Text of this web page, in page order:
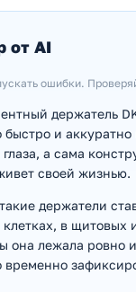
от AI
ошибки.
держатель
быстро и
глаза, а сама
своей жизнью.
держатели
в щитовых
она лежала ровно
временно